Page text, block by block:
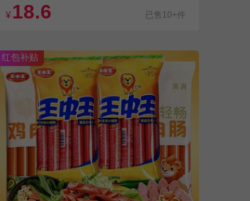
¥ 18.6 已售10+件
红包补贴